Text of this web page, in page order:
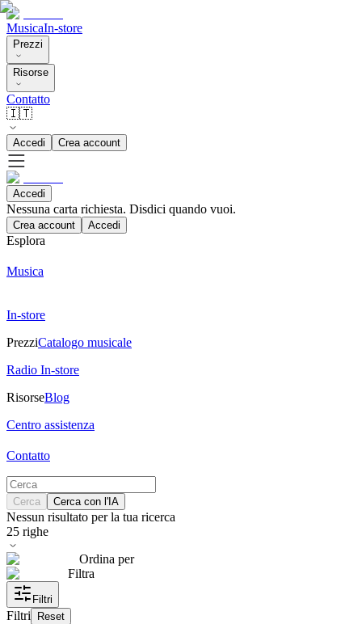
MusicaIn-store
Prezzi
Risorse
Contatto
🇮🇹
Accedi Crea account
Accedi
Nessuna carta richiesta. Disdici quando vuoi.
Crea account Accedi
Esplora
Musica
In-store
PrezziCatalogo musicale
Radio In-store
RisorseBlog
Centro assistenza
Contatto
Cerca Cerca con l'IA
Nessun risultato per la tua ricerca
25 righe
Ordina per
Filtra
Filtri
Filtri Reset